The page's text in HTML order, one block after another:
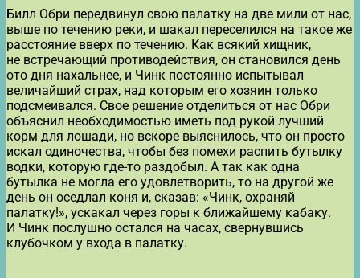
Билл Обри передвинул свою палатку на две мили от нас,
выше по течению реки, и шакал переселился на такое же
расстояние вверх по течению. Как всякий хищник,
не встречающий противодействия, он становился день
ото дня нахальнее, и Чинк постоянно испытывал
величайший страх, над которым его хозяин только
подсмеивался. Свое решение отделиться от нас Обри
объяснил необходимостью иметь под рукой лучший
корм для лошади, но вскоре выяснилось, что он просто
искал одиночества, чтобы без помехи распить бутылку
водки, которую где-то раздобыл. А так как одна
бутылка не могла его удовлетворить, то на другой же
день он оседлал коня и, сказав: «Чинк, охраняй
палатку!», ускакал через горы к ближайшему кабаку.
И Чинк послушно остался на часах, свернувшись
клубочком у входа в палатку.